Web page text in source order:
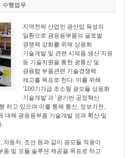
수행업무
지역전략 산업인 광산업 육성의
일환으로 광응용부품의 글로벌
경쟁력 강화를 위해 상용화
기술개발 및 관련 시제품 생산 지원
등 기술지원을 통한 광통신 및
광융합 부품관련 기술경쟁력
제고를 목표로 한다. 이를 위해
‘100기가급 초소형 광모듈 상용화
기술개발’과 ‘광기반 공정혁신
하고 있으며 이를 통해 통신, 정보가전,
대해 광응용부품 기술개발 성과 확산 및
.
동차, 조선 등과 같이 광모듈 적용이
품 및 모듈 솔루션 제공을 목표로 하고